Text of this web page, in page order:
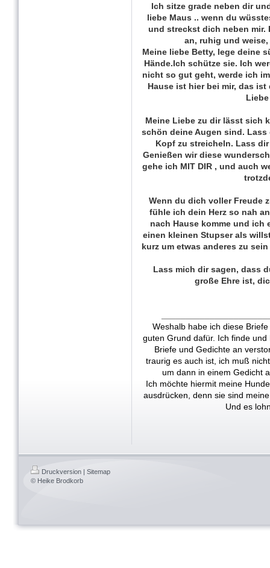
Ich sitze grade neben dir
liebe Maus .. wenn du
und streckst dich neben
an, ruhig und
Meine liebe Betty, lege deine
Hände.Ich schütze sie. Ich
nicht so gut geht, werde ich
Hause ist hier bei mir, das
Meine Liebe zu dir lässt sich
schön deine Augen sind.
Kopf zu streicheln. Lass
Genießen wir diese
gehe ich MIT DIR , und auch
Wenn du dich voller Freude
fühle ich dein Herz so nah
nach Hause komme und ich
einen kleinen Stupser als
kurz um etwas anderes zu
Lass mich dir sagen, dass
große Ehre ist,
Weshalb habe ich diese
guten Grund dafür. Ich finde
Briefe und Gedichte an
traurig es auch ist, ich muß
um dann in einem Gedicht
Ich möchte hiermit meine
ausdrücken, denn sie sind
Und es
Druckversion | Sitemap
© Heike Brodkorb